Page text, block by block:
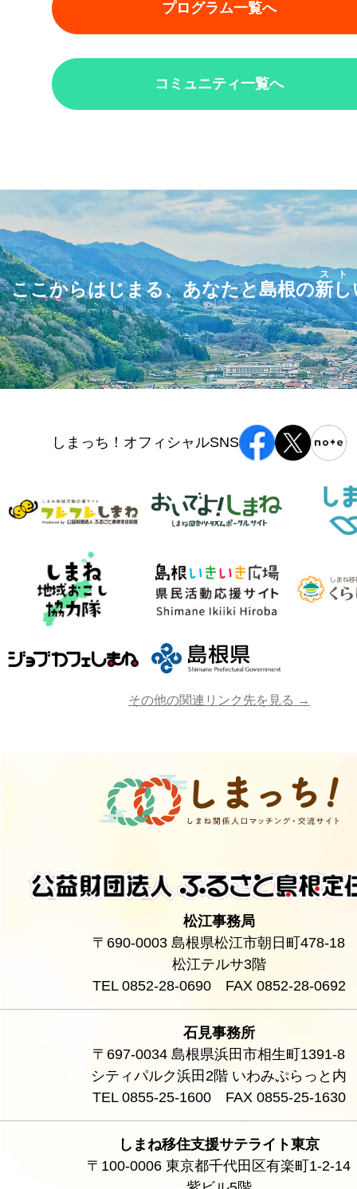
プログラム一覧へ
コミュニティ一覧へ
ここからはじまる、あなたと島根の新し
スト
しまっち！オフィシャルSNS
その他の関連リンク先を見る →
松江事務局
〒690-0003 島根県松江市朝日町478-18
松江テルサ3階
TEL 0852-28-0690 FAX 0852-28-0692
石見事務所
〒697-0034 島根県浜田市相生町1391-8
シティパルク浜田2階 いわみぷらっと内
TEL 0855-25-1600 FAX 0855-25-1630
しまね移住支援サテライト東京
〒100-0006 東京都千代田区有楽町1-2-14